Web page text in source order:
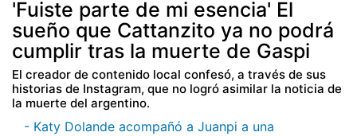
'Fuiste parte de mi esencia' El
sueño que Cattanzito ya no podrá
cumplir tras la muerte de Gaspi
El creador de contenido local confesó, a través de sus
historias de Instagram, que no logró asimilar la noticia de
la muerte del argentino.
- Katy Dolande acompañó a Juanpi a una